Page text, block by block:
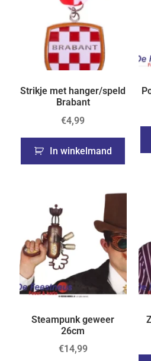
Strikje met hanger/speld
Brabant
€4,99
In winkelmand
Steampunk geweer
26cm
€14,99